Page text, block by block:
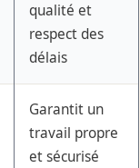
qualité et
respect des
délais
Garantit un
travail propre
et sécurisé